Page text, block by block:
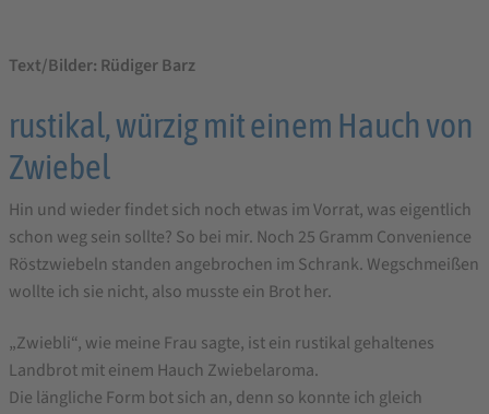
Text/Bilder: Rüdiger Barz
rustikal, würzig mit einem Hauch von
Zwiebel
Hin und wieder findet sich noch etwas im Vorrat, was eigentlich
schon weg sein sollte? So bei mir. Noch 25 Gramm Convenience
Röstzwiebeln standen angebrochen im Schrank. Wegschmeißen
wollte ich sie nicht, also musste ein Brot her.
„Zwiebli“, wie meine Frau sagte, ist ein rustikal gehaltenes
Landbrot mit einem Hauch Zwiebelaroma.
Die längliche Form bot sich an, denn so konnte ich gleich